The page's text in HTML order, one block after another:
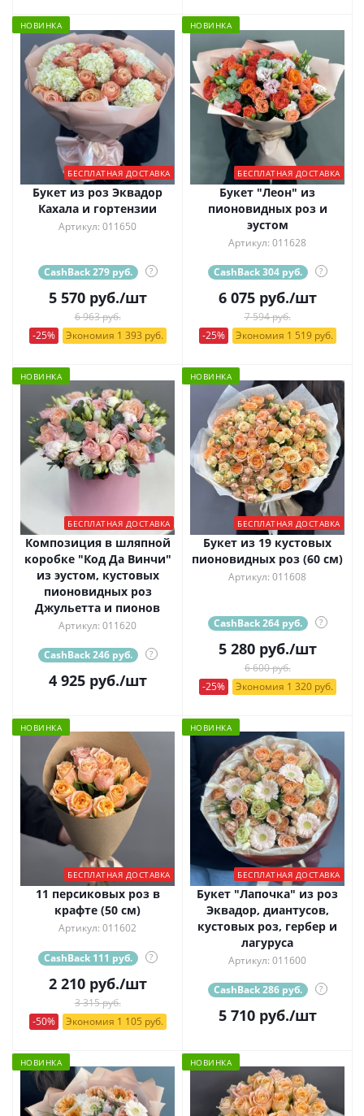
НОВИНКА
БЕСПЛАТНАЯ ДОСТАВКА
Букет из роз Эквадор
Кахала и гортензии
Артикул: 011650
CashBack 279 руб. ?
5 570руб./шт
6 963 руб.
-25%
Экономия 1 393 руб.
НОВИНКА
БЕСПЛАТНАЯ ДОСТАВКА
Букет "Леон" из
пионовидных роз и
эустом
Артикул: 011628
CashBack 304 руб. ?
6 075руб./шт
7 594 руб.
-25%
Экономия 1 519 руб.
НОВИНКА
БЕСПЛАТНАЯ ДОСТАВКА
Композиция в шляпной
коробке "Код Да Винчи"
из эустом, кустовых
пионовидных роз
Джульетта и пионов
Артикул: 011620
CashBack 246 руб. ?
4 925руб./шт
НОВИНКА
БЕСПЛАТНАЯ ДОСТАВКА
Букет из 19 кустовых
пионовидных роз (60 см)
Артикул: 011608
CashBack 264 руб. ?
5 280руб./шт
6 600 руб.
-25%
Экономия 1 320 руб.
НОВИНКА
БЕСПЛАТНАЯ ДОСТАВКА
11 персиковых роз в
крафте (50 см)
Артикул: 011602
CashBack 111 руб. ?
2 210руб./шт
3 315 руб.
-50%
Экономия 1 105 руб.
НОВИНКА
БЕСПЛАТНАЯ ДОСТАВКА
Букет "Лапочка" из роз
Эквадор, диантусов,
кустовых роз, гербер и
лагуруса
Артикул: 011600
CashBack 286 руб. ?
5 710руб./шт
НОВИНКА НОВИНКА